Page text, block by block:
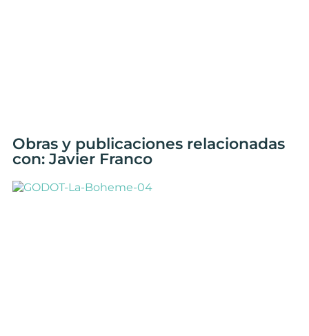
Obras y publicaciones relacionadas
con: Javier Franco